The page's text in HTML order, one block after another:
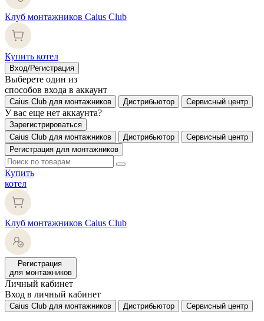
Клуб монтажников Caius Club
Купить котел
Вход/Регистрация
Выберете один из
способов входа в аккаунт
Caius Club для монтажников Дистрибьютор Сервисный центр
У вас еще нет аккаунта?
Зарегистрироваться
Caius Club для монтажников
Дистрибьютор
Сервисный центр
Регистрация для монтажников
Купить
котел
Клуб монтажников Caius Club
Регистрация
для монтажников
Личный кабинет
Вход в личный кабинет
Caius Club для монтажников Дистрибьютор Сервисный центр